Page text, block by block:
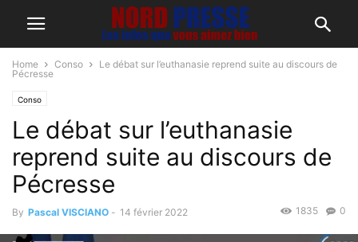
Home Conso
Le débat sur l’euthanasie reprend suite au discours de
Pécresse
Conso
Le débat sur l’euthanasie
reprend suite au discours de
Pécresse
By Pascal VISCIANO - 14 février 2022 0
1835